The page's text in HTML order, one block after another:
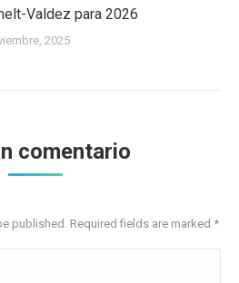
Valdez para 2026
2025
comentario
published. Required fields are marked *